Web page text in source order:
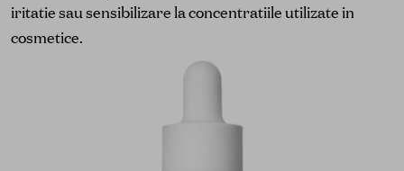
iritatie sau sensibilizare la concentratiile utilizate in
cosmetice.